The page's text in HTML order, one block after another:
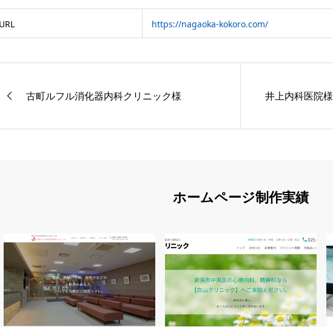
URL https://nagaoka-kokoro.com/
古町ルフル消化器内科クリニック様 井上内科医院様
ホームページ制作実績